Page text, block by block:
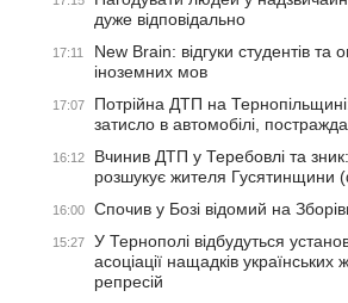
дуже відповідально
17:11
New Brain: відгуки студентів та
іноземних мов
17:07
Потрійна ДТП на
затисло в автомобілі,
16:12
Вчинив ДТП у Теребовлі та зник:
розшукує жителя Гусятинщини
16:00 Спочив у Бозі відомий на
15:27
У Тернополі відбудуться
асоціації нащадків українських
репресій